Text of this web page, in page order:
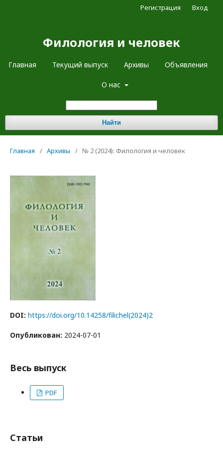
Филология и человек
Главная Текущий выпуск Архивы Объявления
О нас
Найти
Регистрация Вход
Главная / Архивы / № 2 (2024): Филология и человек
DOI: https://doi.org/10.14258/filichel(2024)2
Опубликован: 2024-07-01
Весь выпуск
PDF
Статьи